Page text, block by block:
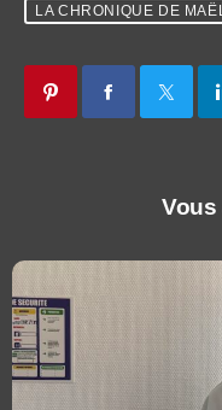
LA CHRONIQUE DE
Vous